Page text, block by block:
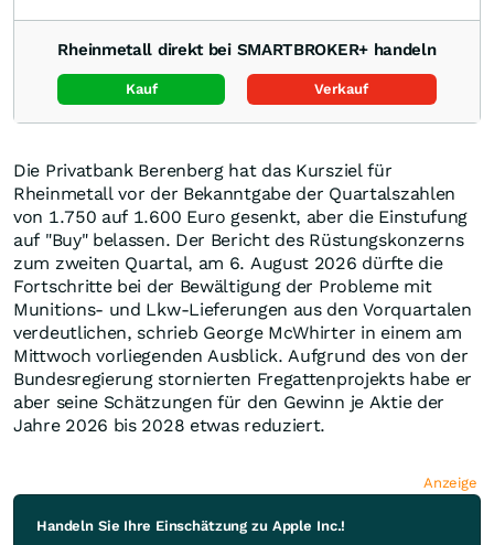
Rheinmetall direkt bei SMARTBROKER+ handeln
Kauf Verkauf
Die Privatbank Berenberg hat das Kursziel für
Rheinmetall vor der Bekanntgabe der Quartalszahlen
von 1.750 auf 1.600 Euro gesenkt, aber die Einstufung
auf "Buy" belassen. Der Bericht des Rüstungskonzerns
zum zweiten Quartal, am 6. August 2026 dürfte die
Fortschritte bei der Bewältigung der Probleme mit
Munitions- und Lkw-Lieferungen aus den Vorquartalen
verdeutlichen, schrieb George McWhirter in einem am
Mittwoch vorliegenden Ausblick. Aufgrund des von der
Bundesregierung stornierten Fregattenprojekts habe er
aber seine Schätzungen für den Gewinn je Aktie der
Jahre 2026 bis 2028 etwas reduziert.
Anzeige
Handeln Sie Ihre Einschätzung zu Apple Inc.!